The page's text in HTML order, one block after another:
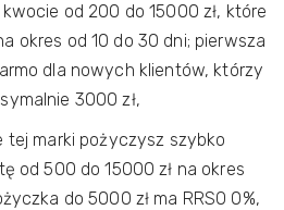
od 200 do 15000 zł, które
okres od 10 do 30 dni; pierwsza
dla nowych klientów, którzy
3000 zł,
marki pożyczysz szybko
od 500 do 15000 zł na okres
do 5000 zł ma RRSO 0%,